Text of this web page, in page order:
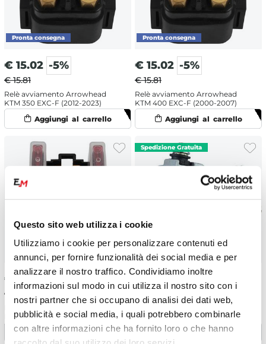
Questo sito web utilizza i cookie
Utilizziamo i cookie per personalizzare contenuti ed
annunci, per fornire funzionalità dei social media e per
analizzare il nostro traffico. Condividiamo inoltre
informazioni sul modo in cui utilizza il nostro sito con i
nostri partner che si occupano di analisi dei dati web,
pubblicità e social media, i quali potrebbero combinarle
con altre informazioni che ha fornito loro o che hanno
€ 15.02 -5%
€ 15.81
Relè avviamento Arrowhead
KTM 350 EXC-F (2012-2023)
€ 15.02 -5%
€ 15.81
Relè avviamento Arrowhead
KTM 400 EXC-F (2000-2007)
€ 15.02 -5%
€ 15.81
Relè avviamento Arrowhead
KTM 450 EXC-F (2003-2023)
€ 182.11 -5%
Arrowhead KTM 300 EXC
(2008-2016)